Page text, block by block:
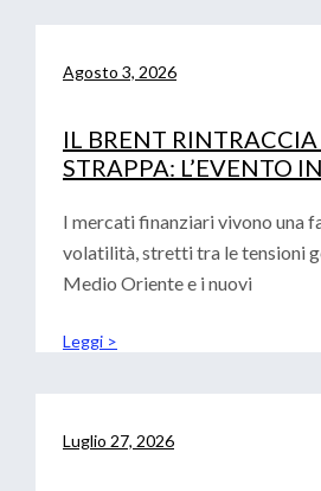
Agosto 3, 2026
IL BRENT RINTRACCIA
STRAPPA: L’EVENTO
I mercati finanziari vivono una
volatilità, stretti tra le tensioni
Medio Oriente e i nuovi
Leggi >
Luglio 27, 2026